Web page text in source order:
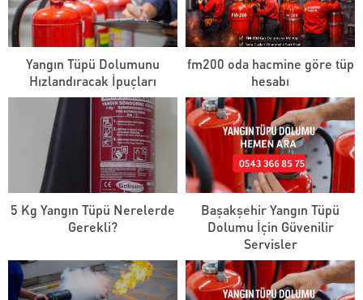
Yangın Tüpü Dolumunu
Hızlandıracak İpuçları
fm200 oda hacmine göre tüp
hesabı
5 Kg Yangın Tüpü Nerelerde
Gerekli?
Başakşehir Yangın Tüpü
Dolumu İçin Güvenilir
Servisler